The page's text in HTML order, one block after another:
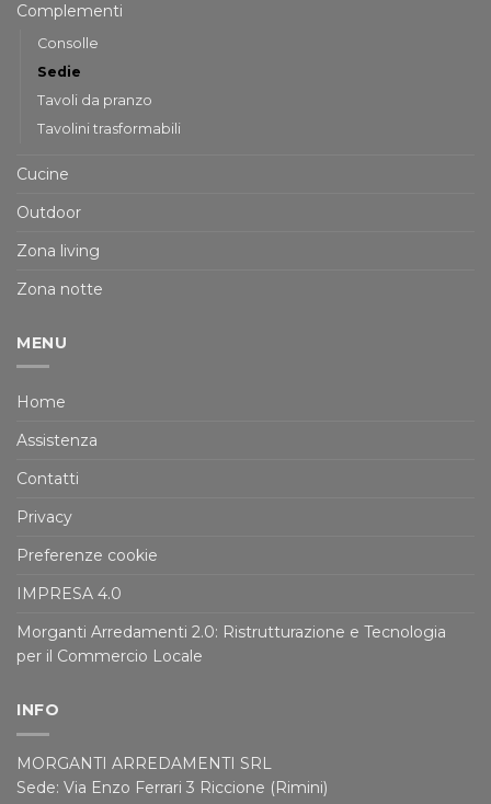
Complementi
Consolle
Sedie
Tavoli da pranzo
Tavolini trasformabili
Cucine
Outdoor
Zona living
Zona notte
MENU
Home
Assistenza
Contatti
Privacy
Preferenze cookie
IMPRESA 4.0
Morganti Arredamenti 2.0: Ristrutturazione e Tecnologia
per il Commercio Locale
INFO
MORGANTI ARREDAMENTI SRL
Sede: Via Enzo Ferrari 3 Riccione (Rimini)